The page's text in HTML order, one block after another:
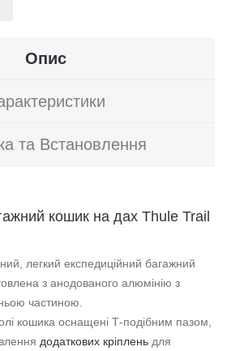
Опис
та Встановлення
кошик на дах Thule Trail
легкий експедиційний багажний
з анодованого алюмінію з
частиною.
кошика оснащені Т-подібним пазом,
додаткових кріплень для